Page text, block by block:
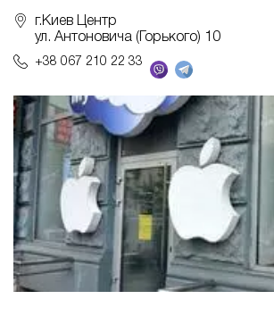
г.Киев Центр
ул. Антоновича (Горького) 10
+38 067 210 22 33